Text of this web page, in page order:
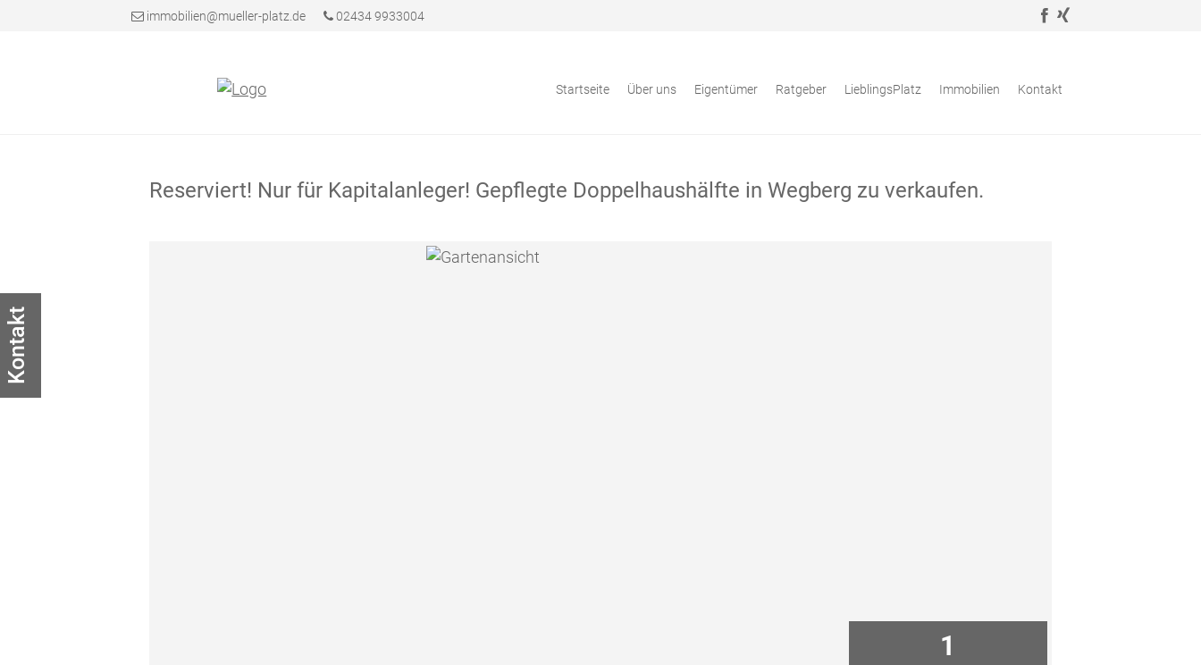
immobilien@mueller-platz.de 02434 9933004
Startseite Über uns Eigentümer Ratgeber LieblingsPlatz Immobilien Kontakt
Reserviert! Nur für Kapitalanleger! Gepflegte Doppelhaushälfte in Wegberg zu verkaufen.
1
Kontakt